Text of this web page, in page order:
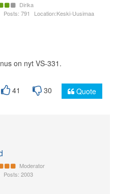
Dirika
Posts: 791 Location:Keski-Uusimaa
on nyt VS-331.
41 30 Quote
Moderator
Posts: 2003